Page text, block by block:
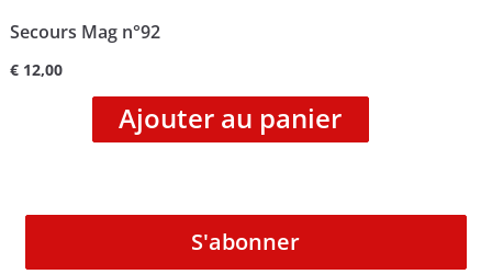
Secours Mag n°92
€12,00
Ajouter au panier
S'abonner